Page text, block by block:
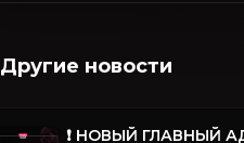
Другие новости
❗️ НОВЫЙ ГЛАВНЫЙ